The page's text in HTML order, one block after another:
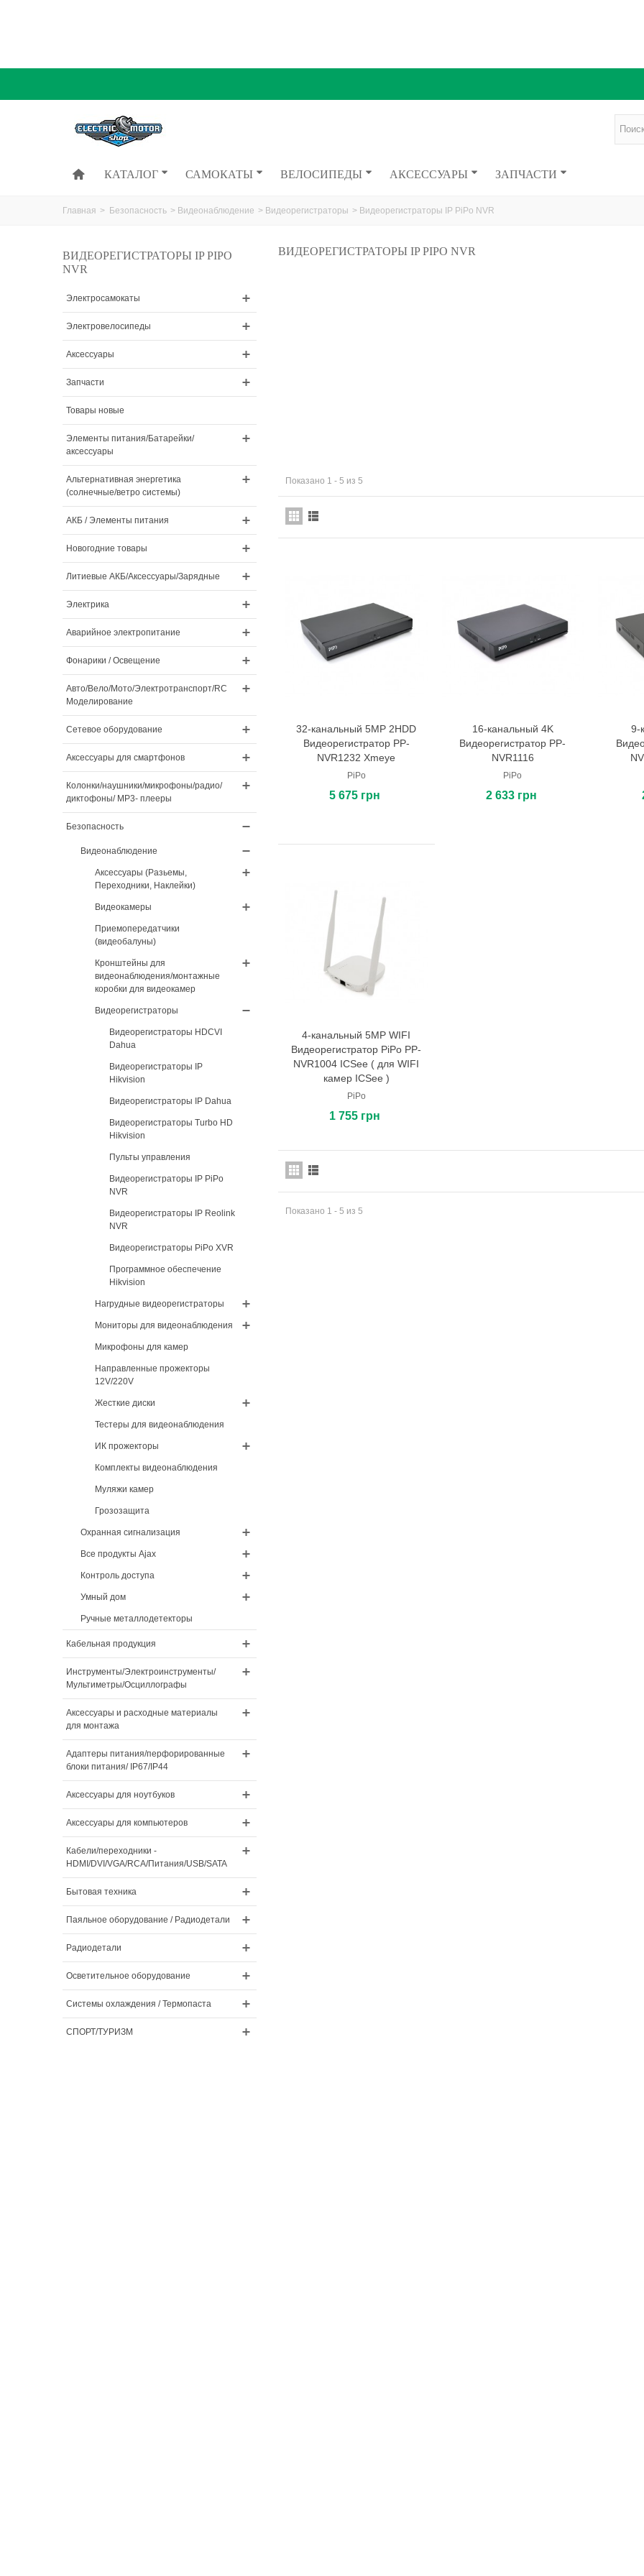
КАТАЛОГ САМОКАТЫ ВЕЛОСИПЕДЫ АКСЕССУАРЫ ЗАПЧАСТИ
Главная > Безопасность > Видеонаблюдение > Видеорегистраторы > Видеорегистраторы IP PiPo NVR
ВИДЕОРЕГИСТРАТОРЫ IP PIPO
NVR
Электросамокаты
Электровелосипеды
Аксессуары
Запчасти
Товары новые
Элементы питания/Батарейки/
аксессуары
Альтернативная энергетика
(солнечные/ветро системы)
АКБ / Элементы питания
Новогодние товары
Литиевые АКБ/Аксессуары/Зарядные
Электрика
Аварийное электропитание
Фонарики / Освещение
Авто/Вело/Мото/Электротранспорт/RC
Моделирование
Сетевое оборудование
Аксессуары для смартфонов
Колонки/наушники/микрофоны/радио/
диктофоны/ MP3- плееры
Безопасность
Видеонаблюдение
Аксессуары (Разьемы,
Переходники, Наклейки)
Видеокамеры
Приемопередатчики
(видеобалуны)
Кронштейны для
видеонаблюдения/монтажные
коробки для видеокамер
Видеорегистраторы
Видеорегистраторы HDCVI
Dahua
Видеорегистраторы IP
Hikvision
Видеорегистраторы IP Dahua
Видеорегистраторы Turbo HD
Hikvision
Пульты управления
Видеорегистраторы IP PiPo
NVR
Видеорегистраторы IP Reolink
NVR
Видеорегистраторы PiPo XVR
Программное обеспечение
Hikvision
Нагрудные видеорегистраторы
Мониторы для видеонаблюдения
Микрофоны для камер
Направленные прожекторы
12V/220V
Жесткие диски
Тестеры для видеонаблюдения
ИК прожекторы
Комплекты видеонаблюдения
Муляжи камер
Грозозащита
Охранная сигнализация
Все продукты Ajax
Контроль доступа
Умный дом
Ручные металлодетекторы
Кабельная продукция
Инструменты/Электроинструменты/
Мультиметры/Осциллографы
Аксессуары и расходные материалы
для монтажа
Адаптеры питания/перфорированные
блоки питания/ IP67/IP44
Аксессуары для ноутбуков
Аксессуары для компьютеров
Кабели/переходники -
HDMI/DVI/VGA/RCA/Питания/USB/SATA
Бытовая техника
Паяльное оборудование / Радиодетали
Радиодетали
Осветительное оборудование
Системы охлаждения / Термопаста
СПОРТ/ТУРИЗМ
ВИДЕОРЕГИСТРАТОРЫ IP PIPO NVR
Показано 1 - 5 из 5
В корзину
32-канальный 5MP 2HDD
Видеорегистратор PP-
NVR1232 Xmeye
PiPo
5 675 грн
В корзину
16-канальный 4K
Видеорегистратор PP-
NVR1116
PiPo
2 633 грн
9-
В корзину
4-канальный 5MP WIFI
Видеорегистратор PiPo PP-
NVR1004 ICSee ( для WIFI
камер ICSee )
PiPo
1 755 грн
Показано 1 - 5 из 5